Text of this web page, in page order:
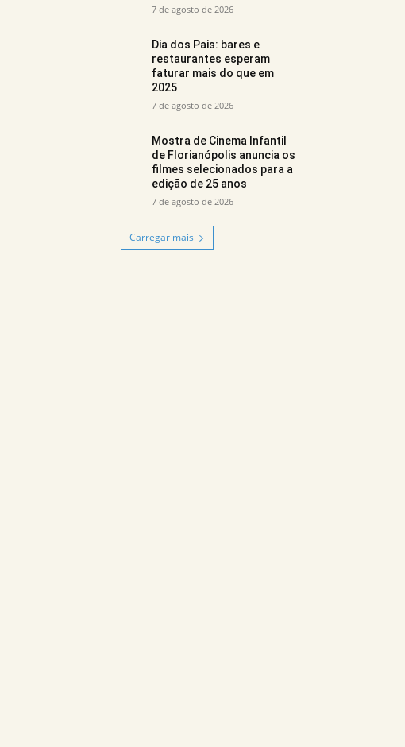
7 de agosto de 2026
Dia dos Pais: bares e
restaurantes esperam
faturar mais do que em
2025
7 de agosto de 2026
Mostra de Cinema Infantil
de Florianópolis anuncia os
filmes selecionados para a
edição de 25 anos
7 de agosto de 2026
Carregar mais